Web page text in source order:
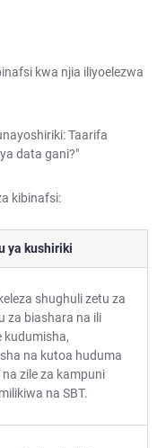
kwa njia iliyoelezwa
Taarifa
data gani?"
kibinafsi:
ya kushiriki
shughuli zetu za
za biashara na ili
kudumisha,
na kutoa huduma
na zile za kampuni
na SBT.